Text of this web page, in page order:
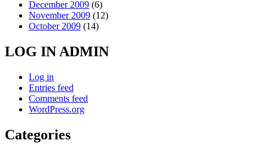
December 2009 (6)
November 2009 (12)
October 2009 (14)
LOG IN ADMIN
Log in
Entries feed
Comments feed
WordPress.org
Categories